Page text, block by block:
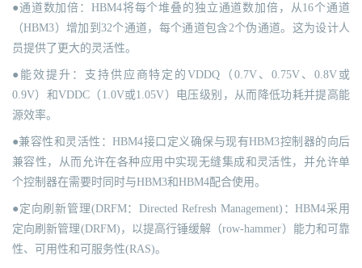
●通道数加倍：HBM4将每个堆叠的独立通道数加倍，从16个通道
（HBM3）增加到32个通道，每个通道包含2个伪通道。这为设计人
员提供了更大的灵活性。
●能效提升：支持供应商特定的VDDQ（0.7V、0.75V、0.8V或
0.9V）和VDDC（1.0V或1.05V）电压级别，从而降低功耗并提高能
源效率。
●兼容性和灵活性：HBM4接口定义确保与现有HBM3控制器的向后
兼容性，从而允许在各种应用中实现无缝集成和灵活性，并允许单
个控制器在需要时同时与HBM3和HBM4配合使用。
●定向刷新管理(DRFM：Directed Refresh Management)：HBM4采用
定向刷新管理(DRFM)，以提高行锤缓解（row-hammer）能力和可靠
性、可用性和可服务性(RAS)。